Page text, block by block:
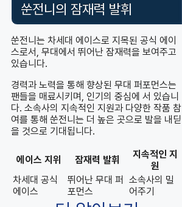
쑨전니의 잠재력 발휘
쑨전니는 차세대 에이스로 지목된 공식 에이
스로서, 무대에서 뛰어난 잠재력을 보여주고
있습니다.
경력과 노력을 통해 향상된 무대 퍼포먼스는
팬들을 매료시키며, 인기의 중심에 서 있습니
다. 소속사의 지속적인 지원과 다양한 작품 참
여를 통해 쑨전니는 더 높은 곳으로 발을 내딛
을 것으로 기대됩니다.
에이스 지위 잠재력 발휘
지속적인 지
원
차세대 공식
에이스
뛰어난 무대 퍼
포먼스
소속사의 밀
어주기